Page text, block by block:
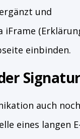
und
iFrame
einbinden.
auch noch
eines langen